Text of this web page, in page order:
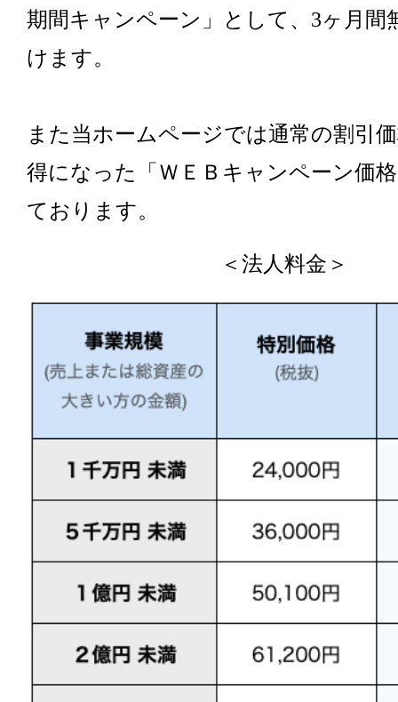
期間キャンペーン」として、3ヶ月間
けます。
また当ホームページでは通常の割引
得になった「ＷＥＢキャンペーン価
ております。
＜法人料金＞